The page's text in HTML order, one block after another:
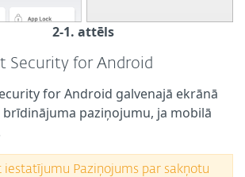
2-1. attēls
Security for Android
for Android galvenajā ekrānā
paziņojumu, ja mobilā
iestatījumu Paziņojums par sakņotu